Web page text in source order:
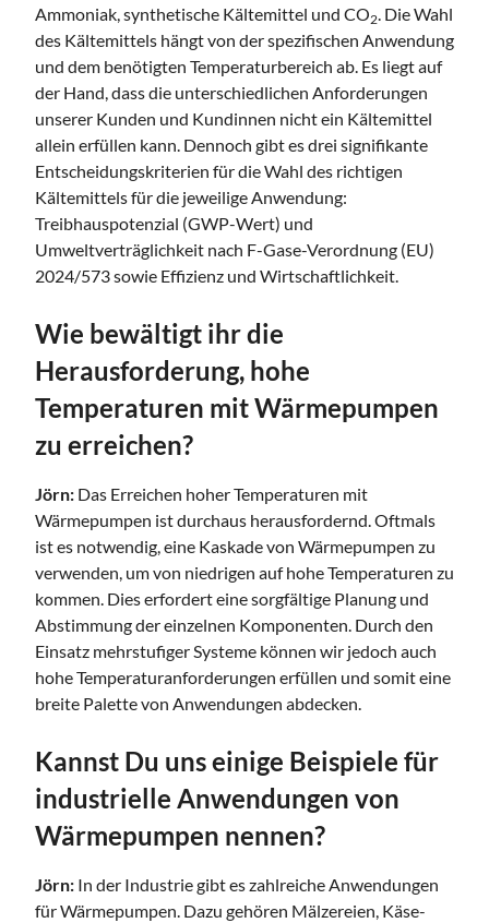
Ammoniak, synthetische Kältemittel und CO2. Die Wahl
des Kältemittels hängt von der spezifischen Anwendung
und dem benötigten Temperaturbereich ab. Es liegt auf
der Hand, dass die unterschiedlichen Anforderungen
unserer Kunden und Kundinnen nicht ein Kältemittel
allein erfüllen kann. Dennoch gibt es drei signifikante
Entscheidungskriterien für die Wahl des richtigen
Kältemittels für die jeweilige Anwendung:
Treibhauspotenzial (GWP-Wert) und
Umweltverträglichkeit nach F-Gase-Verordnung (EU)
2024/573 sowie Effizienz und Wirtschaftlichkeit.
Wie bewältigt ihr die
Herausforderung, hohe
Temperaturen mit Wärmepumpen
zu erreichen?
Jörn: Das Erreichen hoher Temperaturen mit
Wärmepumpen ist durchaus herausfordernd. Oftmals
ist es notwendig, eine Kaskade von Wärmepumpen zu
verwenden, um von niedrigen auf hohe Temperaturen zu
kommen. Dies erfordert eine sorgfältige Planung und
Abstimmung der einzelnen Komponenten. Durch den
Einsatz mehrstufiger Systeme können wir jedoch auch
hohe Temperaturanforderungen erfüllen und somit eine
breite Palette von Anwendungen abdecken.
Kannst Du uns einige Beispiele für
industrielle Anwendungen von
Wärmepumpen nennen?
Jörn: In der Industrie gibt es zahlreiche Anwendungen
für Wärmepumpen. Dazu gehören Mälzereien, Käse-